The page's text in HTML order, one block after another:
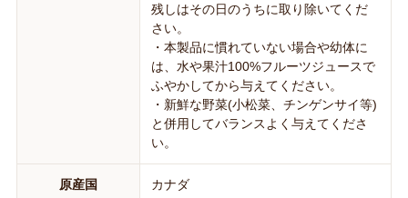
残しはその日のうちに取り除いてくだ
さい。
・本製品に慣れていない場合や幼体に
は、水や果汁100%フルーツジュースで
ふやかしてから与えてください。
・新鮮な野菜(小松菜、チンゲンサイ等)
と併用してバランスよく与えてくださ
い。
原産国 カナダ